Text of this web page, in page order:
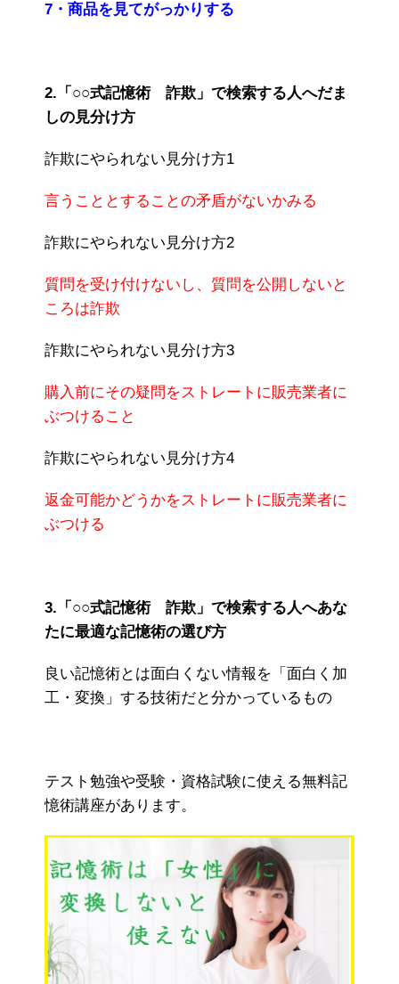
7・商品を見てがっかりする
2.「○○式記憶術 詐欺」で検索する人へだま
しの見分け方
詐欺にやられない見分け方1
言うこととすることの矛盾がないかみる
詐欺にやられない見分け方2
質問を受け付けないし、質問を公開しないと
ころは詐欺
詐欺にやられない見分け方3
購入前にその疑問をストレートに販売業者に
ぶつけること
詐欺にやられない見分け方4
返金可能かどうかをストレートに販売業者に
ぶつける
3.「○○式記憶術 詐欺」で検索する人へあな
たに最適な記憶術の選び方
良い記憶術とは面白くない情報を「面白く加
工・変換」する技術だと分かっているもの
テスト勉強や受験・資格試験に使える無料記
憶術講座があります。